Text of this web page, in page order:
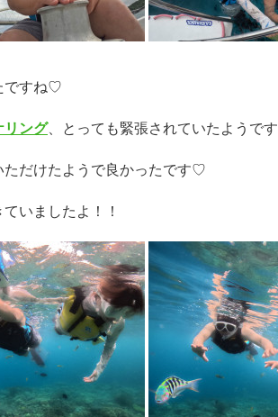
ですね♡
リング、とっても緊張されていたようで
ただけたようで良かったです♡
いましたよ！！